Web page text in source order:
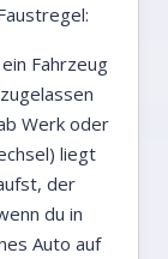
Fahrzeug
Werk oder
liegt
der
du in
Auto auf